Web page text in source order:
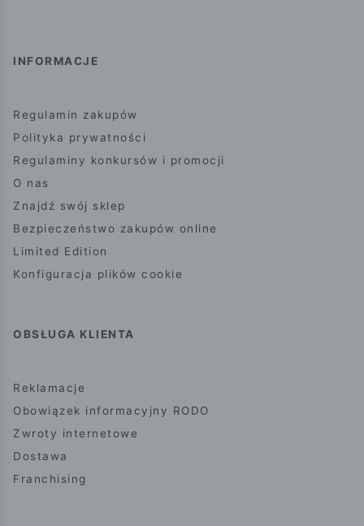
INFORMACJE
Regulamin zakupów
Polityka prywatności
Regulaminy konkursów i promocji
O nas
Znajdź swój sklep
Bezpieczeństwo zakupów online
Limited Edition
Konfiguracja plików cookie
OBSŁUGA KLIENTA
Reklamacje
Obowiązek informacyjny RODO
Zwroty internetowe
Dostawa
Franchising